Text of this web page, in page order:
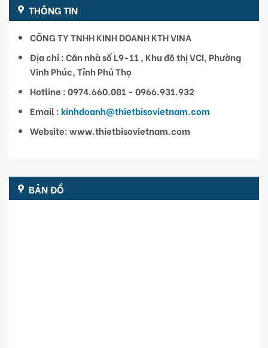
THÔNG TIN
CÔNG TY TNHH KINH DOANH KTH VINA
Địa chỉ : Căn nhà số L9-11 , Khu đô thị VCI, Phường
Vĩnh Phúc, Tỉnh Phú Thọ
Hotline : 0974.660.081 - 0966.931.932
Email : kinhdoanh@thietbisovietnam.com
Website: www.thietbisovietnam.com
BẢN ĐỒ